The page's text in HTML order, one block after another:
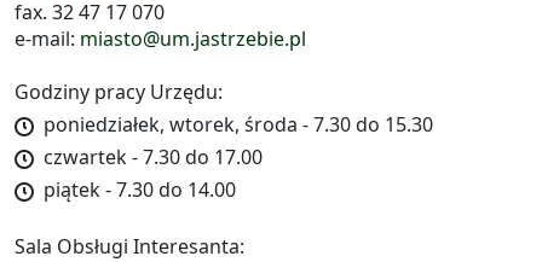
fax. 32 47 17 070
e-mail: miasto@um.jastrzebie.pl
Godziny pracy Urzędu:
poniedziałek, wtorek, środa - 7.30 do 15.30
czwartek - 7.30 do 17.00
piątek - 7.30 do 14.00
Sala Obsługi Interesanta: